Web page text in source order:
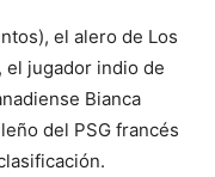
el alero de Los
el jugador indio de
Bianca
del PSG francés